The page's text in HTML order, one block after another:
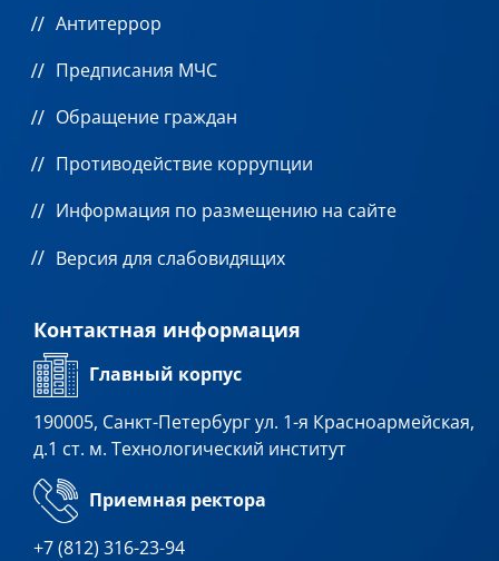
Антитеррор
Предписания МЧС
Обращение граждан
Противодействие коррупции
Информация по размещению на сайте
Версия для слабовидящих
Контактная информация
Главный корпус
190005, Санкт-Петербург ул. 1-я Красноармейская,
д.1 ст. м. Технологический институт
Приемная ректора
+7 (812) 316-23-94